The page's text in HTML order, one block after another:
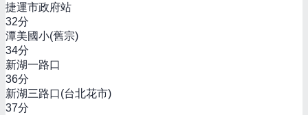
捷運市政府站
32分
潭美國小(舊宗)
34分
新湖一路口
36分
新湖三路口(台北花市)
37分